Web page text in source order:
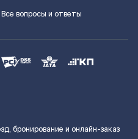
Все вопросы и ответы
бронирование и онлайн-заказ